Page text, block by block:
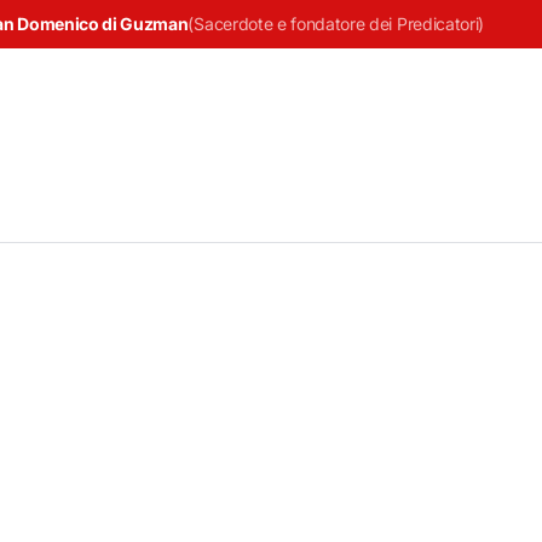
Domenico di Guzman(Sacerdote e fondatore dei Predicatori)